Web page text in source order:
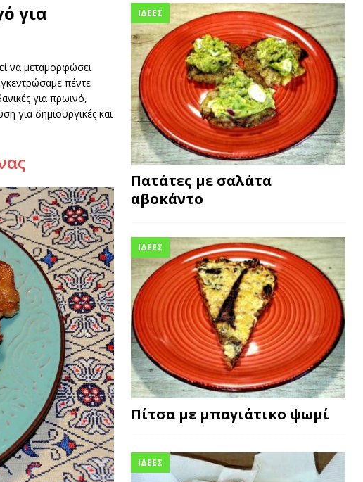
για
να μεταμορφώσει
πέντε
για πρωινό,
για δημιουργικές και
ΙΔΕΕΣ
Πατάτες με σαλάτα
αβοκάντο
ΙΔΕΕΣ
Πίτσα με μπαγιάτικο ψωμί
ΙΔΕΕΣ